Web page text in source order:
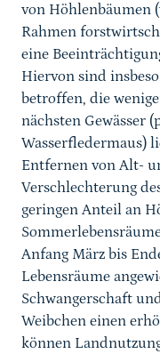
von Höhlenbäumen
Rahmen
eine
Hiervon sind
betroffen, die
nächsten Gewässer
Wasserfledermaus)
Entfernen von Alt-
Verschlechterung
geringen Anteil an
Anfang März bis
Lebensräume
Schwangerschaft
Weibchen einen
können